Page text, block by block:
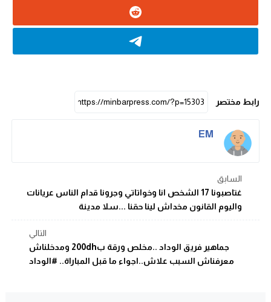
رابط مختصر
EM
السابق
غتاصبونا 17 الشخص انا وخواتاتي وجرونا قدام الناس عريانات
واليوم القانون مخداش لينا حقنا ...سلا مدينة
التالي
جماهير فريق الوداد ..مخلص ورقة ب200dh ومدخلناش
معرفناش السبب علاش..اجواء ما قبل المباراة.. #الوداد